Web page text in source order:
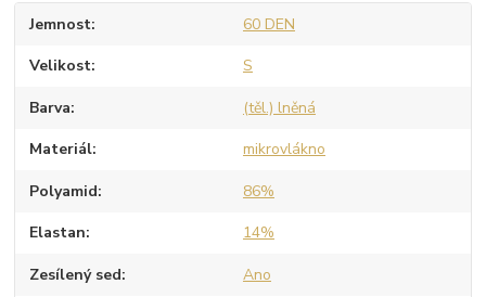
Jemnost 60 DEN
Velikost S
Barva (těl.) lněná
Materiál mikrovlákno
Polyamid 86%
Elastan 14%
Zesílený sed Ano